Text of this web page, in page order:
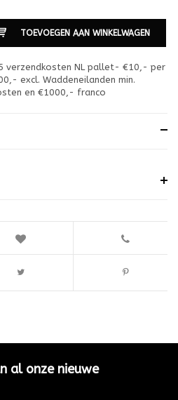
TOEVOEGEN AAN WINKELWAGEN
verzendkosten NL pallet- €10,- per
excl. Waddeneilanden min.
en €1000,- franco
al onze nieuwe